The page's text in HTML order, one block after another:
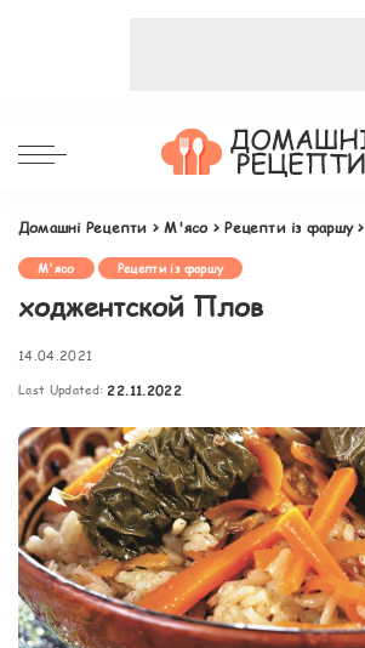
Домашні Рецепти >М'ясо>Рецепти із фаршу>
М'ясо Рецепти із фаршу
ходжентской Плов
14.04.2021
Last Updated: 22.11.2022